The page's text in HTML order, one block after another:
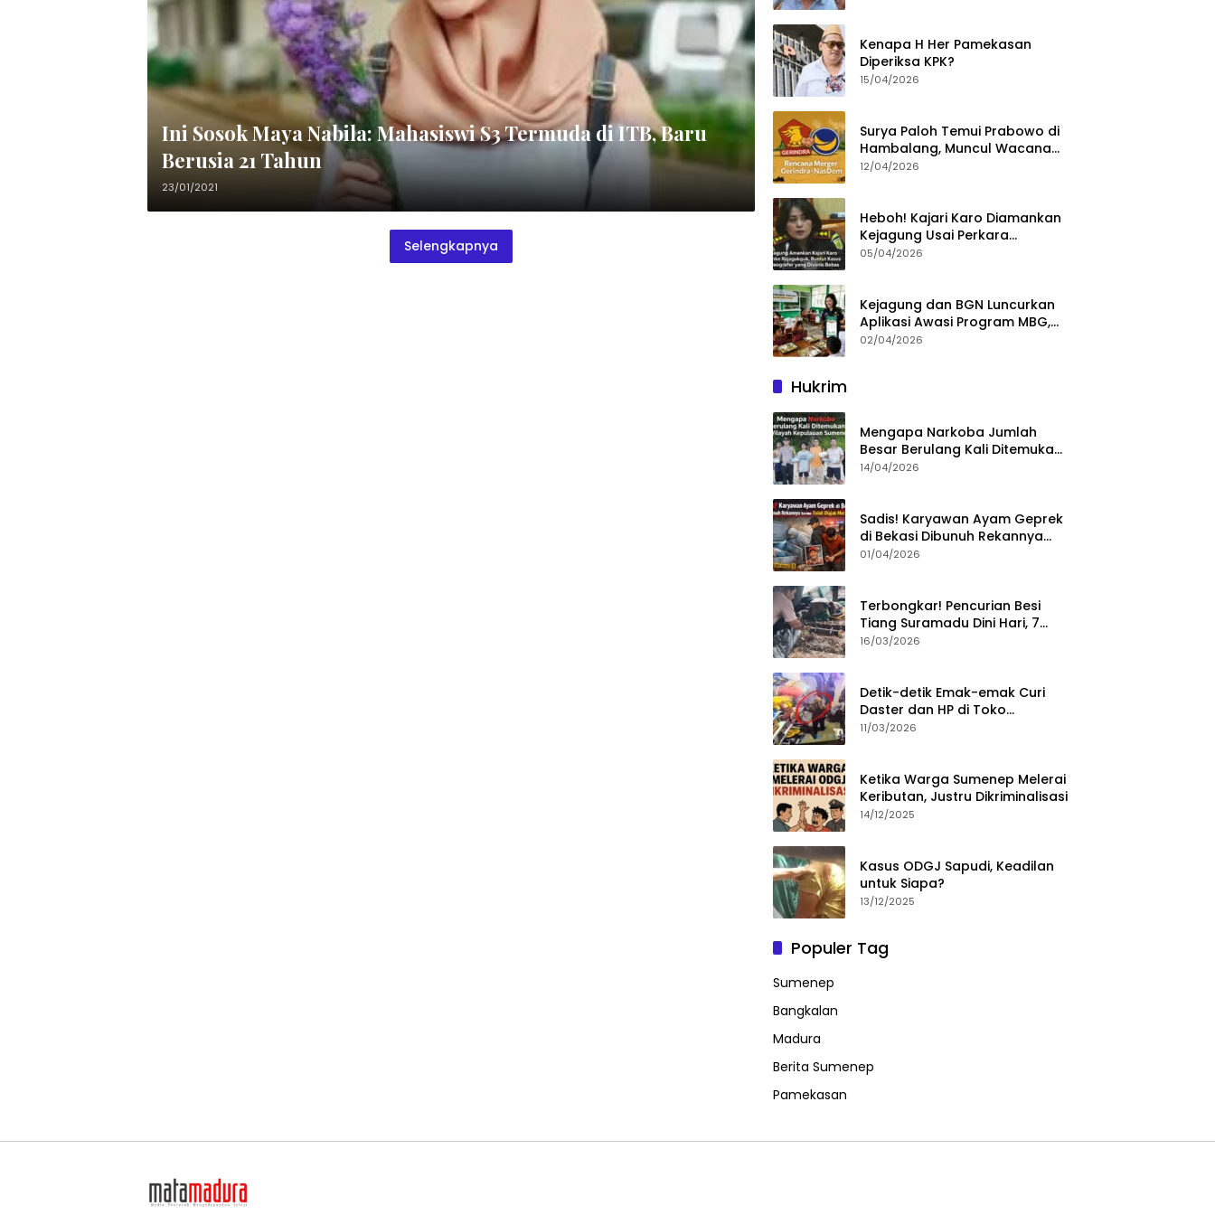
Ini Sosok Maya Nabila: Mahasiswi S3 Termuda di ITB, Baru
Berusia 21 Tahun
23/01/2021
Selengkapnya
Kenapa H Her Pamekasan
Diperiksa KPK?
15/04/2026
Surya Paloh Temui Prabowo di
Hambalang, Muncul Wacana
Penggabungan NasDem dan
12/04/2026
Heboh! Kajari Karo Diamankan
Kejagung Usai Perkara
Videografer Divonis Bebas
05/04/2026
Kejagung dan BGN Luncurkan
Aplikasi Awasi Program MBG,
Begini Cara Lapornya
02/04/2026
Hukrim
Mengapa Narkoba Jumlah
Besar Berulang Kali Ditemukan
di Wilayah Kepulauan
14/04/2026
Sadis! Karyawan Ayam Geprek
di Bekasi Dibunuh Rekannya
karena Tolak Diajak Merampok
01/04/2026
Terbongkar! Pencurian Besi
Tiang Suramadu Dini Hari, 7
ABK Ditangkap Polisi
16/03/2026
Detik-detik Emak-emak Curi
Daster dan HP di Toko
Sumenep, Aksi Terekam CCTV
11/03/2026
Ketika Warga Sumenep Melerai
Keributan, Justru Dikriminalisasi
14/12/2025
Kasus ODGJ Sapudi, Keadilan
untuk Siapa?
13/12/2025
Populer Tag
Sumenep
Bangkalan
Madura
Berita Sumenep
Pamekasan